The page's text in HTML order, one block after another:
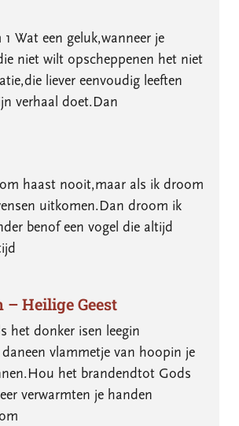
Wat een geluk,wanneer je
niet wilt opscheppenen het niet
liever eenvoudig leeften
verhaal doet.Dan
haast nooit,maar als ik droom
uitkomen.Dan droom ik
benof een vogel die altijd
Heilige Geest
het donker isen leegin
vlammetje van hoopin je
het brandendtot Gods
verwarmten je handen